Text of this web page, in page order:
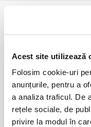
Acest site utilizează
Folosim cookie-uri
anunțurile, pentru a
a analiza traficul. De
rețele sociale, de
privire la modul în
0
anunta-ma pe email cand apare urmatorul eveniment la
Polonia